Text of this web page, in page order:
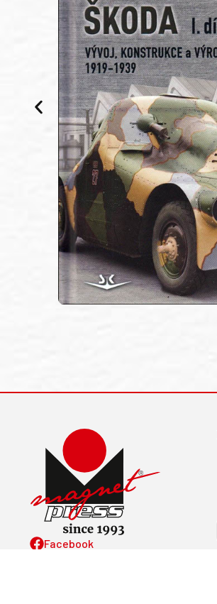
Facebook